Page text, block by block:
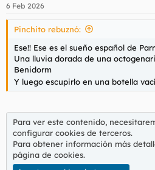
e
s
6 Feb 2026
Pinchito rebuznó:
Ese!! Ese es el sueño español de
Una lluvia dorada de una
Benidorm
Y luego escupirlo en una botella
Para ver este contenido,
configurar cookies de terceros.
Para obtener información más
página de cookies.